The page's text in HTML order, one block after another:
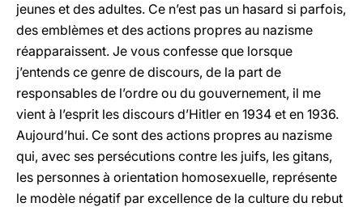
jeunes et des adultes. Ce n’est pas un hasard si parfois,
des emblèmes et des actions propres au nazisme
réapparaissent. Je vous confesse que lorsque
j’entends ce genre de discours, de la part de
responsables de l’ordre ou du gouvernement, il me
vient à l’esprit les discours d’Hitler en 1934 et en 1936.
Aujourd’hui. Ce sont des actions propres au nazisme
qui, avec ses persécutions contre les juifs, les gitans,
les personnes à orientation homosexuelle, représente
le modèle négatif par excellence de la culture du rebut